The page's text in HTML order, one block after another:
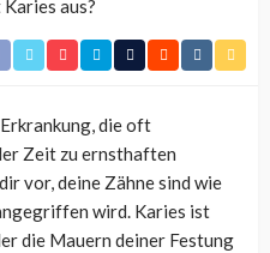
die oft
Zeit zu ernsthaften
vor, deine Zähne sind wie
wird. Karies ist
die Mauern deiner Festung